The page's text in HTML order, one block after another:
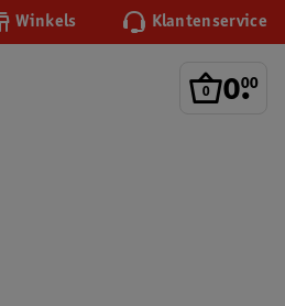
Winkels Klantenservice
0.
00